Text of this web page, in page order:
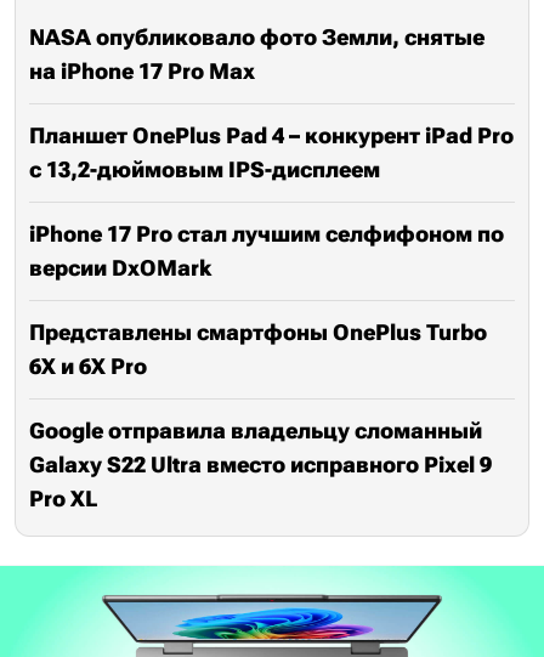
NASA опубликовало фото Земли, снятые
на iPhone 17 Pro Max
Планшет OnePlus Pad 4 – конкурент iPad Pro
с 13,2-дюймовым IPS-дисплеем
iPhone 17 Pro стал лучшим селфифоном по
версии DxOMark
Представлены смартфоны OnePlus Turbo
6X и 6X Pro
Google отправила владельцу сломанный
Galaxy S22 Ultra вместо исправного Pixel 9
Pro XL